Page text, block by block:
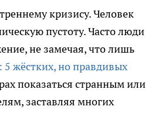
кризису. Человек
пустоту. Часто люди
не замечая, что лишь
жёстких, но правдивых
показаться странным или
заставляя многих